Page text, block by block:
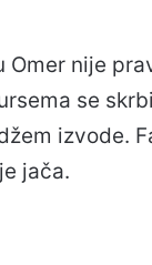
Omer nije
se
izvode.
jača.